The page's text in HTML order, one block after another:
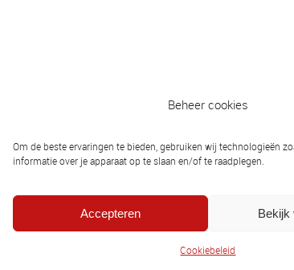
Beheer cookies
Om de beste ervaringen te bieden, gebruiken wij technologieën
informatie over je apparaat op te slaan en/of te raadplegen.
Accepteren Bekijk
Cookiebeleid
de Judo Bond
Een nationaal
is